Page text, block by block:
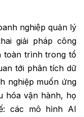
nghiệp quản lý
giải pháp công
toàn trình trong tổ
tới phân tích dữ
nghiệp muốn ứng
hóa vận hành, họ
các mô hình AI